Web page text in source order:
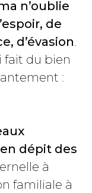
n’oublie
de
d’évasion.
fait du bien
:
dépit des
à
familiale à